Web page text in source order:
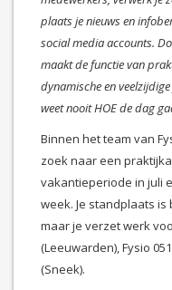
plaats je nieuws en
social media accounts.
maakt de functie van
dynamische en
weet nooit HOE de dag
Binnen het team van
zoek naar een
vakantieperiode in juli
week. Je standplaats
maar je verzet werk
(Leeuwarden), Fysio
(Sneek).